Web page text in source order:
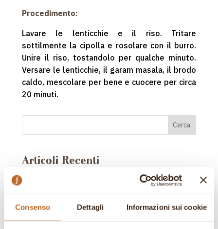
Consenso Dettagli Informazioni sui cookie
Procedimento:
Lavare le lenticchie e il riso. Tritare
sottilmente la cipolla e rosolare con il burro.
Unire il riso, tostandolo per qualche minuto.
Versare le lenticchie, il garam masala, il brodo
caldo, mescolare per bene e cuocere per circa
20 minuti.
Cerca
Articoli Recenti
Gocce di Tè EP. 51 – Livio Zanini
Colazioni Speciali Ep.19 – Mediterraneo
Sorrento
TeaTour EP.19 – LA NOTIZIA 94